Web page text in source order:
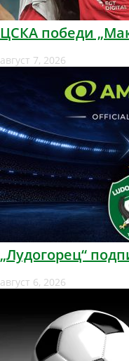
ЦСКА победи
август 7, 2026
„Лудогорец“
август 6, 2026